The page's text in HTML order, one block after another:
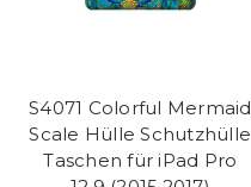
S4071 Colorful Mermaid
Scale Hülle Schutzhülle
Taschen für iPad Pro